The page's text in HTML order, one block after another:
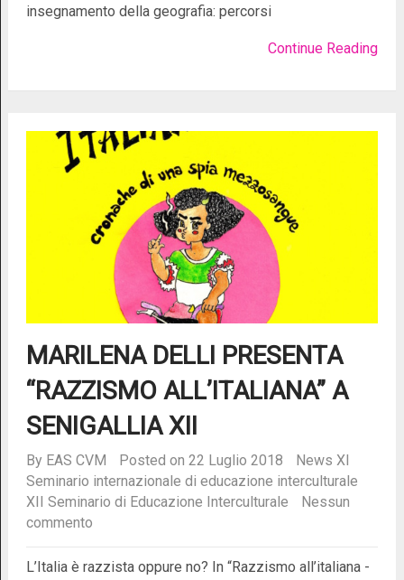
insegnamento della geografia: percorsi
Continue Reading
MARILENA DELLI PRESENTA
“RAZZISMO ALL’ITALIANA” A
SENIGALLIA XII
By EAS CVM Posted on 22 Luglio 2018 News XI
Seminario internazionale di educazione interculturale
XII Seminario di Educazione Interculturale
Nessun
commento
L’Italia è razzista oppure no? In “Razzismo all’italiana -